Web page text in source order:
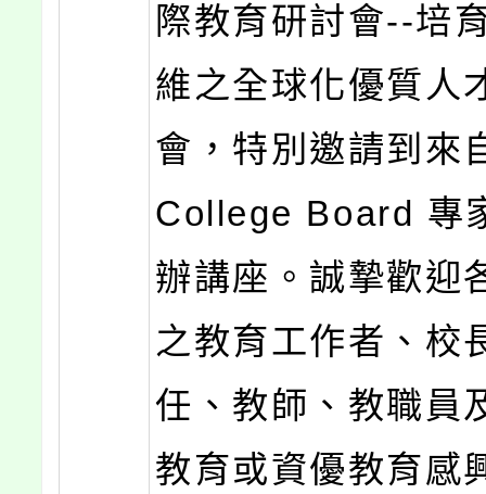
際教育研討會--培
維之全球化優質人
會，特別邀請到來
College Board 專
辦講座。誠摯歡迎
之教育工作者、校
任、教師、教職員
教育或資優教育感